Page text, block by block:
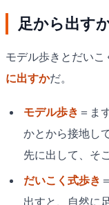
足から出す
モデル歩きとだいこ
に出すかだ。
モデル歩き ＝ま
かとから接地し
先に出して、そ
だいこく式歩き
出すと、自然に